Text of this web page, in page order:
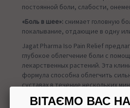
постоянной боли, слабости,
«Боль в шее»: снимает головную
покалывание, отдающие в одну
Jagat Pharma Iso Pain Relief
глубокое облегчение боли с
лекарственных растений. Эта
формула способна облегчить
суставах в течение нескольких
ВІТАЄМО ВАС